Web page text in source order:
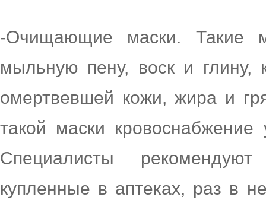
-Очищающие маски. Такие
мыльную пену, воск и глину,
омертвевшей кожи, жира и
такой маски
Специалисты
купленные в аптеках, раз в